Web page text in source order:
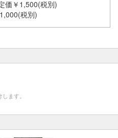
価￥1,500(税別)
税別)
ます。